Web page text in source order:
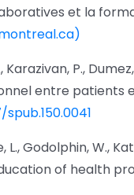
et la
Karazivan, P.,
entre patients
L., Godolphin, W.,
of health